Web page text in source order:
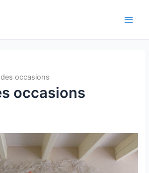
occasions
occasions